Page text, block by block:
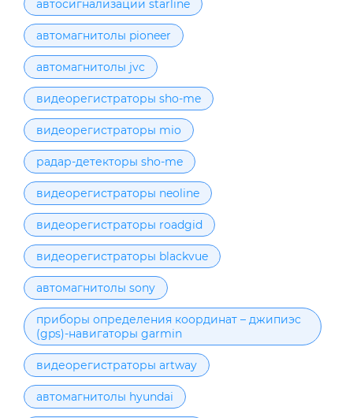
автосигнализации starline
автомагнитолы pioneer
автомагнитолы jvc
видеорегистраторы sho-me
видеорегистраторы mio
радар-детекторы sho-me
видеорегистраторы neoline
видеорегистраторы roadgid
видеорегистраторы blackvue
автомагнитолы sony
приборы определения координат – джипиэс
(gps)-навигаторы garmin
видеорегистраторы artway
автомагнитолы hyundai